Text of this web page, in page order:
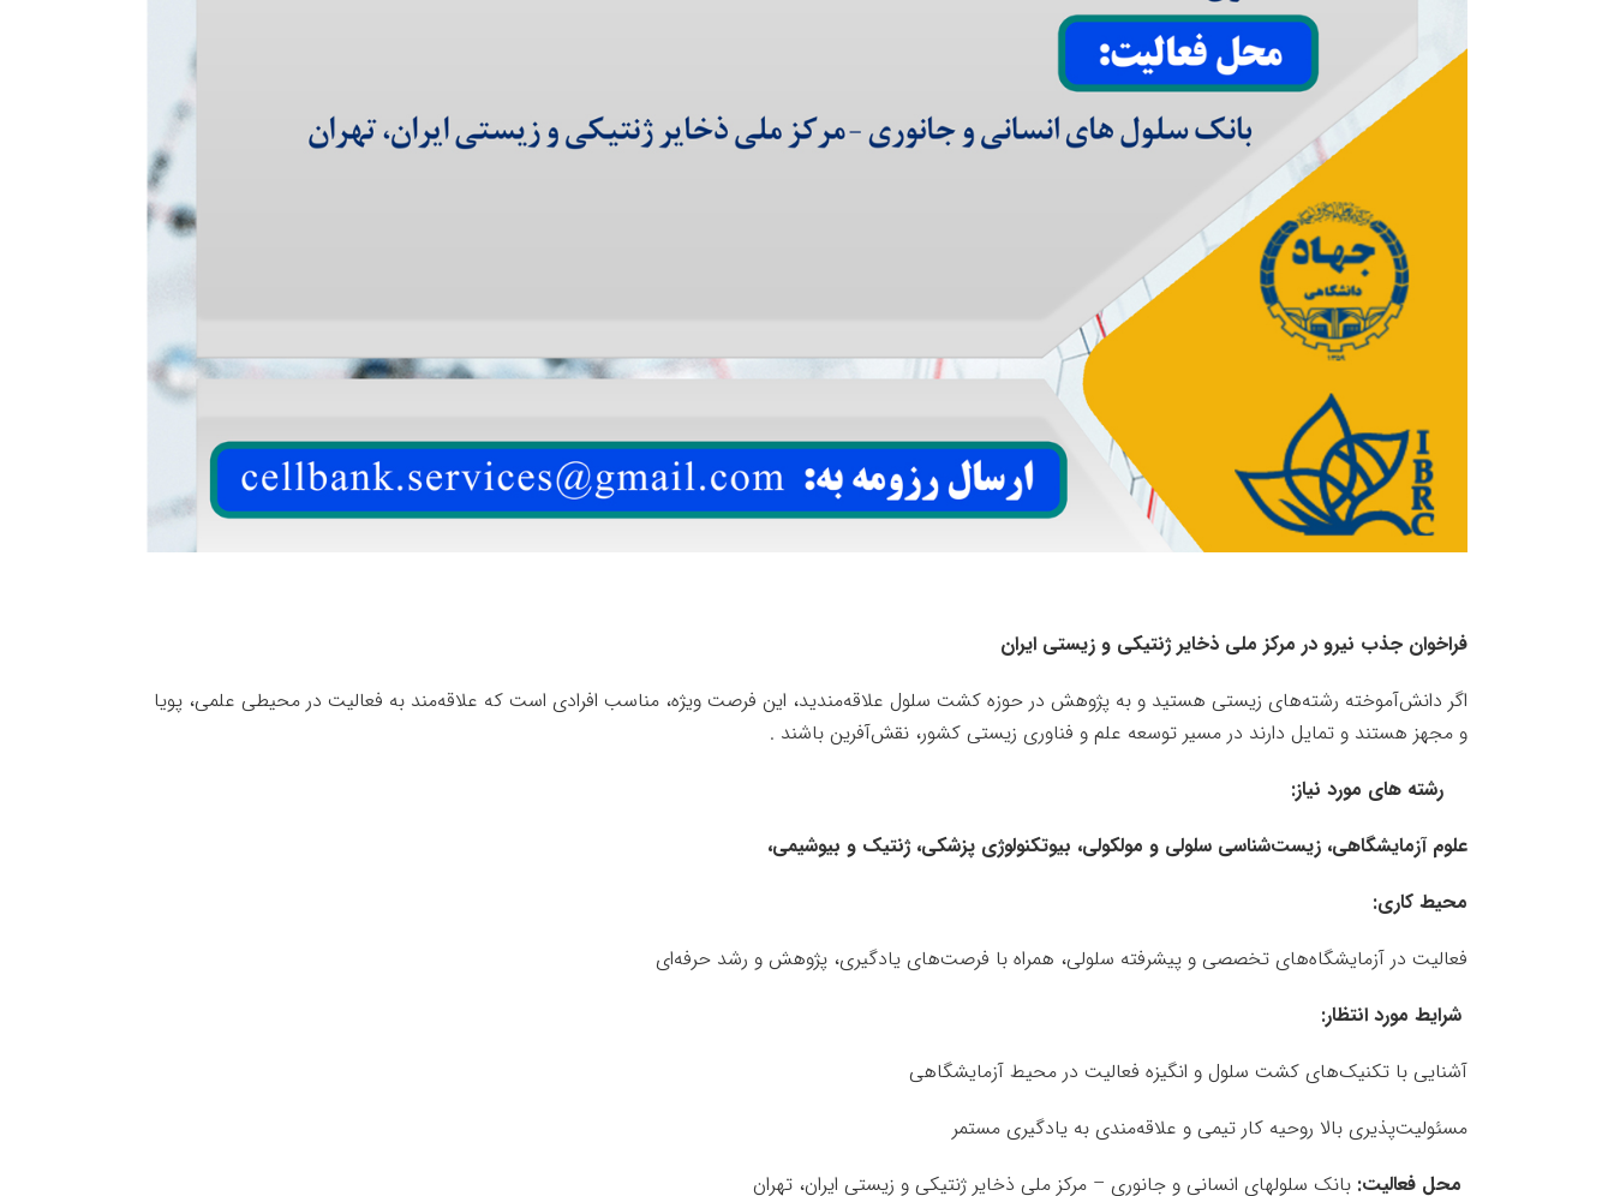
فراخوان جذب نیرو در مرکز ملی ذخایر ژنتیکی و زیستی ایران
اگر دانش‌آموخته رشته‌های زیستی هستید و به پژوهش در حوزه کشت سلول علاقه‌مندید، این فرصت ویژه، مناسب افرادی است که علاقه‌مند به فعالیت در محیطی علمی، پویا
و مجهز هستند و تمایل دارند در مسیر توسعه علم و فناوری زیستی کشور، نقش‌آفرین باشند .
رشته های مورد نیاز:
علوم آزمایشگاهی، زیست‌شناسی سلولی و مولکولی، بیوتکنولوژی پزشکی، ژنتیک و بیوشیمی،
محیط کاری:
فعالیت در آزمایشگاه‌های تخصصی و پیشرفته سلولی، همراه با فرصت‌های یادگیری، پژوهش و رشد حرفه‌ای
شرایط مورد انتظار:
آشنایی با تکنیک‌های کشت سلول و انگیزه فعالیت در محیط آزمایشگاهی
مسئولیت‌پذیری بالا روحیه کار تیمی و علاقه‌مندی به یادگیری مستمر
محل فعالیت: بانک سلولهای انسانی و جانوری – مرکز ملی ذخایر ژنتیکی و زیستی ایران، تهران